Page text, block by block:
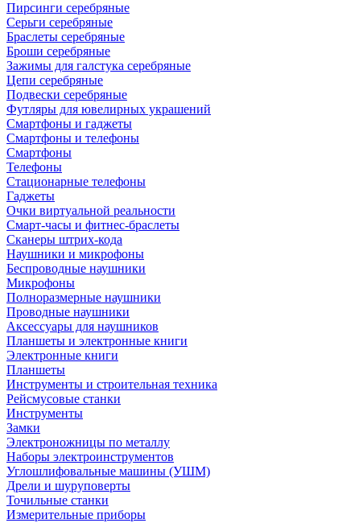
Пирсинги серебряные
Серьги серебряные
Браслеты серебряные
Броши серебряные
Зажимы для галстука серебряные
Цепи серебряные
Подвески серебряные
Футляры для ювелирных украшений
Смартфоны и гаджеты
Смартфоны и телефоны
Смартфоны
Телефоны
Стационарные телефоны
Гаджеты
Очки виртуальной реальности
Смарт-часы и фитнес-браслеты
Сканеры штрих-кода
Наушники и микрофоны
Беспроводные наушники
Микрофоны
Полноразмерные наушники
Проводные наушники
Аксессуары для наушников
Планшеты и электронные книги
Электронные книги
Планшеты
Инструменты и строительная техника
Рейсмусовые станки
Инструменты
Замки
Электроножницы по металлу
Наборы электроинструментов
Углошлифовальные машины (УШМ)
Дрели и шуруповерты
Точильные станки
Измерительные приборы